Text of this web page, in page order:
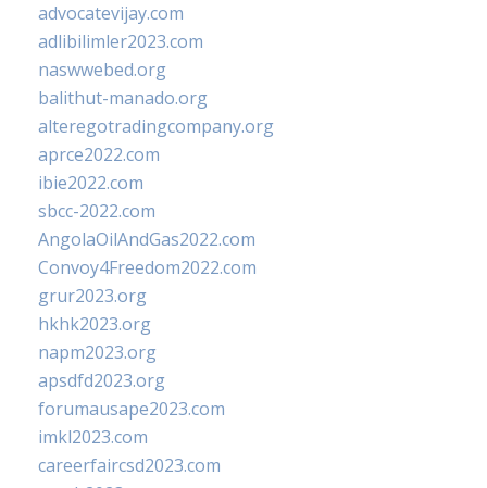
advocatevijay.com
adlibilimler2023.com
naswwebed.org
balithut-manado.org
alteregotradingcompany.org
aprce2022.com
ibie2022.com
sbcc-2022.com
AngolaOilAndGas2022.com
Convoy4Freedom2022.com
grur2023.org
hkhk2023.org
napm2023.org
apsdfd2023.org
forumausape2023.com
imkl2023.com
careerfaircsd2023.com